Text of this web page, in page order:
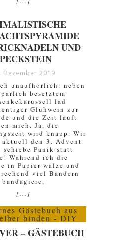
UND
Dezember 2019
unaufhörlich: neben
besetztem
läd
Glühwein zur
und die Zeit läuft
mich. Ja, die
wird knapp. Wir
aktuell den 3. Advent
schiebe Panik statt
Während ich die
in Papier wälze und
viel Bändern
bandagiere,
[...]
– GÄSTEBUCH